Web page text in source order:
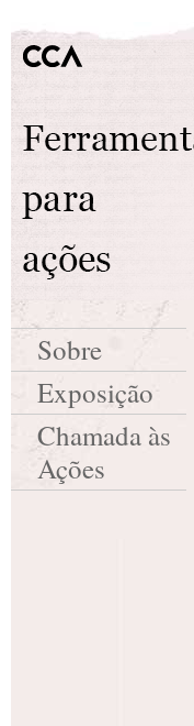
Sobre
Exposição
Chamada às
Ações